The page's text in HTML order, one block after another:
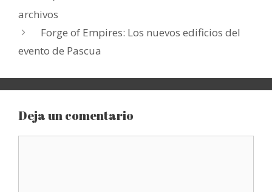
archivos
Forge of Empires: Los nuevos edificios del
evento de Pascua
Deja un comentario